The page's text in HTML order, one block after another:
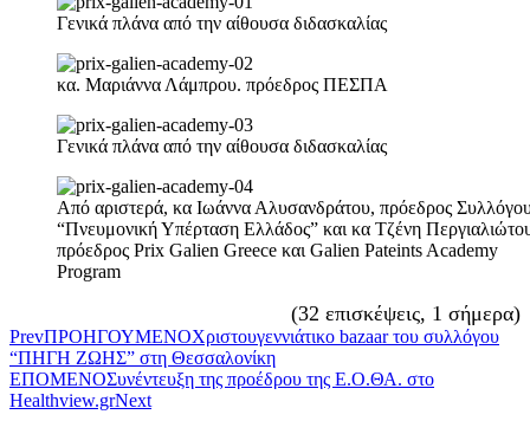
Γενικά πλάνα από την αίθουσα διδασκαλίας
κα. Μαριάννα Λάμπρου. πρόεδρος ΠΕΣΠΑ
Γενικά πλάνα από την αίθουσα διδασκαλίας
Από αριστερά, κα Ιωάννα Αλυσανδράτου, πρόεδρος
“Πνευμονική Υπέρταση Ελλάδος” και κα Τζένη
πρόεδρος Prix Galien Greece και Galien Pateints Academy
Program
(32 επισκέψεις, 1 σήμερα)
PrevΠΡΟΗΓΟΥΜΕΝΟΧριστουγεννιάτικο bazaar του συλλόγου
“ΠΗΓΗ ΖΩΗΣ” στη Θεσσαλονίκη
ΕΠΟΜΕΝΟΣυνέντευξη της προέδρου της Ε.Ο.ΘΑ. στο
Healthview.grNext